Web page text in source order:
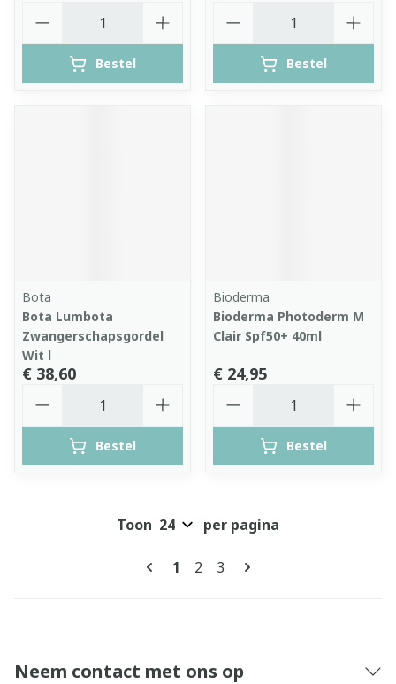
Bestel Bestel
Bota
Bota Lumbota
Zwangerschapsgordel
Wit l
€ 38,60
Bestel
Bioderma
Bioderma Photoderm M
Clair Spf50+ 40ml
€ 24,95
Bestel
Pagina's
U lees momenteel pagina
1 Pagina
2 Pagina
3
Toon per pagina
Neem contact met ons op